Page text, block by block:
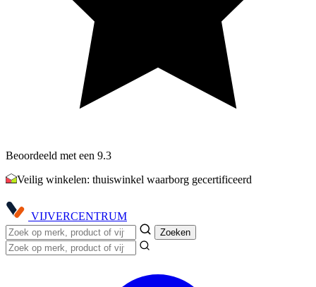
Beoordeeld met een 9.3
Veilig winkelen: thuiswinkel waarborg gecertificeerd
VIJVERCENTRUM
Zoeken